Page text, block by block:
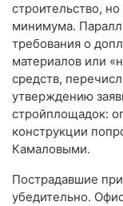
строительство,
минимума.
требования о
материалов или
средств,
утверждению
стройплощадок:
конструкции
Камаловыми.
Пострадавшие
убедительно.